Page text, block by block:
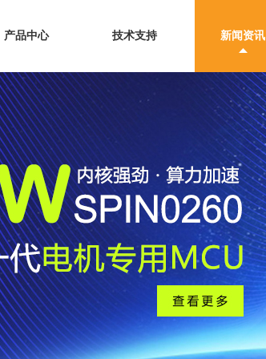
产品中心 技术支持 新闻资讯